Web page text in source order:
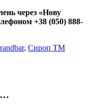
через «Нову
+38 (050) 888-
, Сироп TM